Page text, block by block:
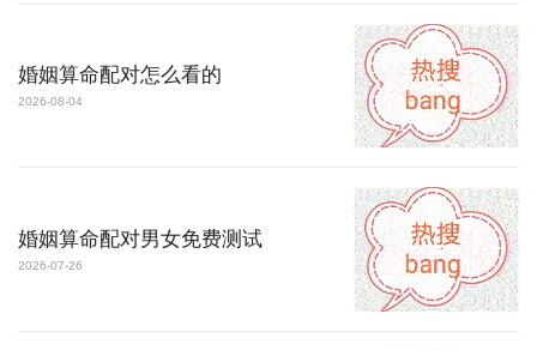
婚姻算命配对怎么看的
2026-08-04
婚姻算命配对男女免费测试
2026-07-26